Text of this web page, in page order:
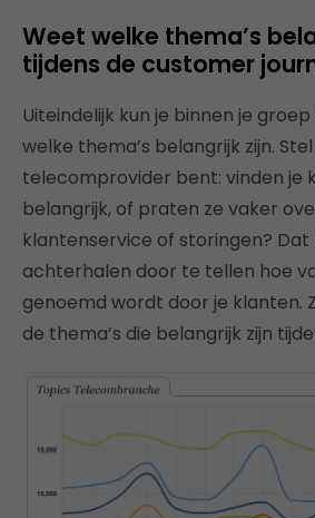
Weet welke thema’s
tijdens de customer
Uiteindelijk kun je binnen je
welke thema’s belangrijk zijn.
telecomprovider bent: vinden je
belangrijk, of praten ze vaker
klantenservice of storingen? Dat
achterhalen door te tellen hoe
genoemd wordt door je klanten.
de thema’s die belangrijk zijn